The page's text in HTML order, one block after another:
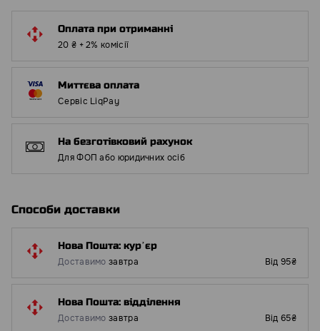
Оплата при отриманні
20 ₴ + 2% комісії
Миттєва оплата
Сервіс LiqPay
На безготівковий рахунок
Для ФОП або юридичних осіб
Способи доставки
Нова Пошта: курʼєр
Доставимо завтра Від 95₴
Нова Пошта: відділення
Доставимо завтра Від 65₴